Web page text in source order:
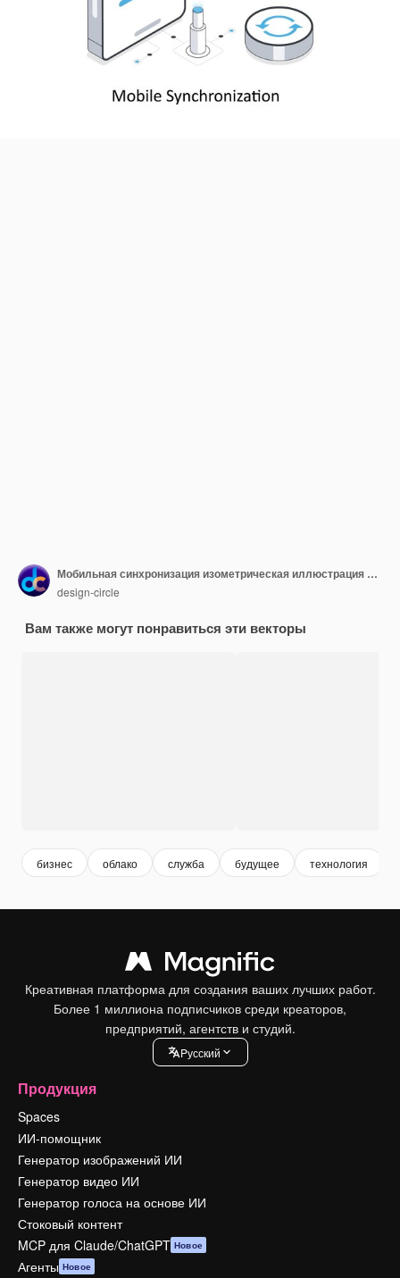
Мобильная синхронизация изометрическая иллюстрация запасов EPS Иллюстрация запаса файлов
design-circle
Вам также могут понравиться эти векторы
бизнес облако служба будущее технология
Креативная платформа для создания ваших лучших работ.
Более 1 миллиона подписчиков среди креаторов,
предприятий, агентств и студий.
Pусский
Продукция
Spaces
ИИ-помощник
Генератор изображений ИИ
Генератор видео ИИ
Генератор голоса на основе ИИ
Стоковый контент
MCP для Claude/ChatGPT Новое
Агенты Новое